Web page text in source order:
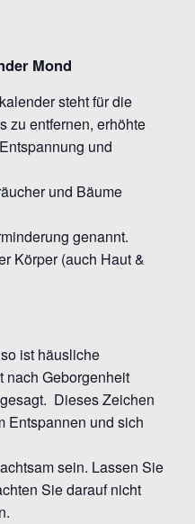
Mond
steht für die
zu entfernen, erhöhte
und
und Bäume
genannt.
Körper (auch Haut &
ist häusliche
nach Geborgenheit
Dieses Zeichen
Entspannen und sich
sein. Lassen Sie
Sie darauf nicht